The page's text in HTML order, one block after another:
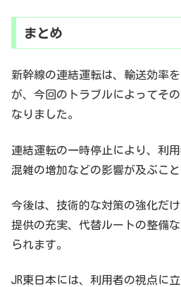
まとめ
新幹線の連結運転は、輸送効率
が、今回のトラブルによってそ
なりました。
連結運転の一時停止により、利
混雑の増加などの影響が及ぶこと
今後は、技術的な対策の強化だ
提供の充実、代替ルートの整備
られます。
JR東日本には、利用者の視点に